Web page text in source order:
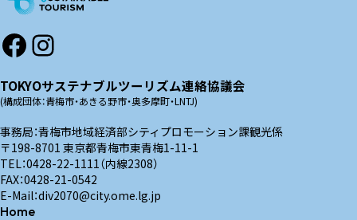
FacebookInstagram
TOKYOサステナブルツーリズム連絡協議会
(構成団体：青梅市・あきる野市・奥多摩町・LNTJ)
事務局：青梅市地域経済部シティプロモーション課観光係
〒198-8701 東京都青梅市東青梅1-11-1
TEL：0428-22-1111（内線2308）
FAX：0428-21-0542
E-Mail：div2070@city.ome.lg.jp
Home